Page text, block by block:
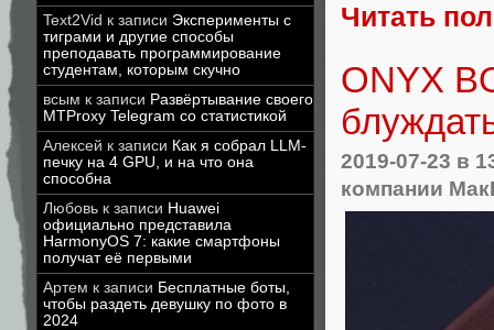
Text2Vid к записи Эксперименты с
тиграми и другие способы
преподавать программирование
студентам, которым скучно
всым к записи Развёртывание своего
MTProxy Telegram со статистикой
Алексей к записи Как я собрал LLM-
печку на 4 GPU, и на что она
способна
Любовь к записи Huawei
официально представила
HarmonyOS 7: какие смартфоны
получат её первыми
Артем к записи Бесплатные боты,
чтобы раздеть девушку по фото в
2024
Читать
ONYX
2019-07-23 в
компании